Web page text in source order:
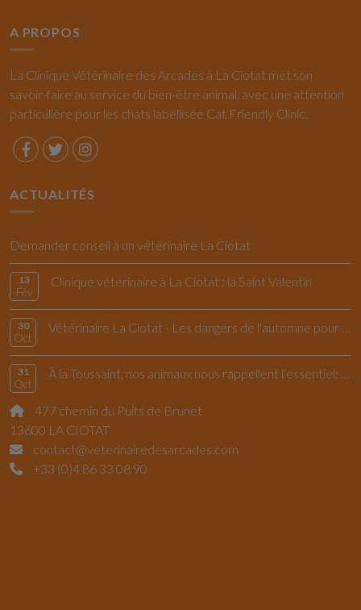
A PROPOS
La Clinique Vétérinaire des Arcades à La Ciotat met son
savoir-faire au service du bien-être animal, avec une attention
particulière pour les chats labellisée Cat Friendly Clinic.
ACTUALITÉS
Demander conseil à un vétérinaire La Ciotat
13
Fév
Clinique vétérinaire à La Ciotat : la Saint Valentin
30
Oct
Vétérinaire La Ciotat - Les dangers de l'automne pour le chiens et les chats
31
Oct
À la Toussaint, nos animaux nous rappellent l’essentiel: vivre l’instant présent
477 chemin du Puits de Brunet
13600 LA CIOTAT
contact@veterinairedesarcades.com
+33 (0)4 86 33 08 90